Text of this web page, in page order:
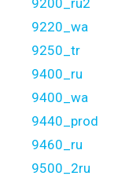
9200_ru2
9220_wa
9250_tr
9400_ru
9400_wa
9440_prod
9460_ru
9500_2ru